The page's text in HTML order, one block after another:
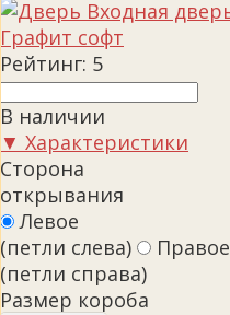
Рейтинг: 5
В наличии
▼ Характеристики
Сторона
открывания
Левое
(петли слева)
Правое
(петли справа)
Размер короба